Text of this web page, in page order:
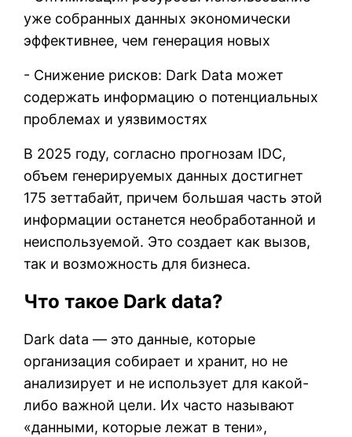
уже собранных данных экономически
эффективнее, чем генерация новых
- Снижение рисков: Dark Data может
содержать информацию о потенциальных
проблемах и уязвимостях
В 2025 году, согласно прогнозам IDC,
объем генерируемых данных достигнет
175 зеттабайт, причем большая часть этой
информации останется необработанной и
неиспользуемой. Это создает как вызов,
так и возможность для бизнеса.
Что такое Dark data?
Dark data — это данные, которые
организация собирает и хранит, но не
анализирует и не использует для какой-
либо важной цели. Их часто называют
«данными, которые лежат в тени»,